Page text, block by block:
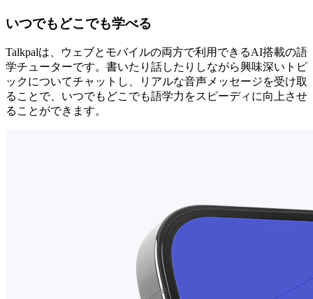
いつでもどこでも学べる
Talkpalは、ウェブとモバイルの両方で利用できるAI搭載の語
学チューターです。書いたり話したりしながら興味深いトピ
ックについてチャットし、リアルな音声メッセージを受け取
ることで、いつでもどこでも語学力をスピーディに向上させ
ることができます。